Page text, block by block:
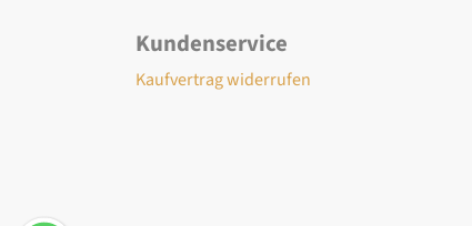
Kundenservice
Kaufvertrag widerrufen